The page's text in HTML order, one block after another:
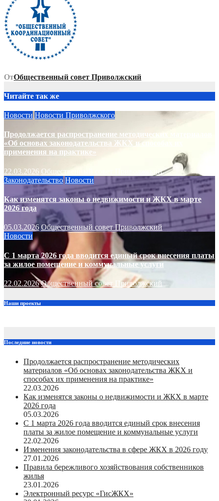
ОтОбщественный совет Приволжский
Читайте так же
Новости Новости Приволжского
Продолжается распространение методических материалов
«Об основах законодательства ЖКХ и способах их
применения на практике»
22.03.2026 Общественный совет Приволжский
Законодательство Новости
Как изменятся законы о недвижимости и ЖКХ в марте
2026 года
05.03.2026 Общественный совет Приволжский
Новости
С 1 марта 2026 года вводится единый срок внесения платы
за жилое помещение и коммунальные услуги
22.02.2026 Общественный совет Приволжский
Наши проекты
Последние новости
Продолжается распространение методических
материалов «Об основах законодательства ЖКХ и
способах их применения на практике»
22.03.2026
Как изменятся законы о недвижимости и ЖКХ в марте
2026 года
05.03.2026
С 1 марта 2026 года вводится единый срок внесения
платы за жилое помещение и коммунальные услуги
22.02.2026
Изменения законодательства в сфере ЖКХ в 2026 году
27.01.2026
Правила бережливого хозяйствования собственников
жилья
23.01.2026
Электронный ресурс «ГисЖКХ»